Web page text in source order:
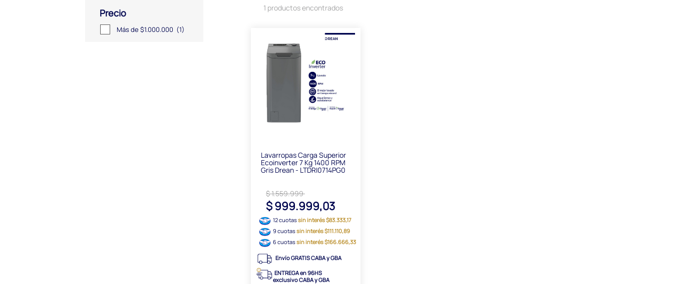
Precio
Más de $1.000.000 (1)
1 productos encontrados
Lavarropas Carga Superior
Ecoinverter 7 Kg 1400 RPM
Gris Drean - LTDRI0714PG0
$ 1.559.999
$ 999.999,03
12 cuotassin interés $83.333,17
9 cuotassin interés $111.110,89
6 cuotassin interés $166.666,33
Envío GRATIS CABA y GBA
ENTREGA en 96HS
exclusivo CABA y GBA